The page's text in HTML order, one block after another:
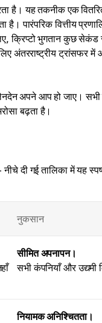
करता है। यह तकनीक एक
पारंपरिक वित्तीय
क्रिप्टो भुगतान कुछ सेकंड
अंतरराष्ट्रीय ट्रांसफर
अपने आप हो जाए। सभी
बढ़ता है।
दी गई तालिका में यह
नुकसान
सीमित अपनापन।
सभी कंपनियाँ और उद्यमी
नियामक अनिश्चितता।